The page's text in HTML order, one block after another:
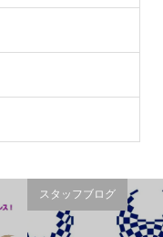
スタッフブログ